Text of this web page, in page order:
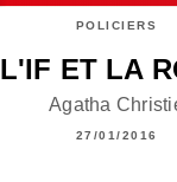
POLICIERS
L'IF ET LA
Agatha
27/01/2016